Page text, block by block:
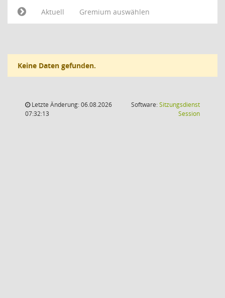
Aktuell
Gremium auswählen
Keine Daten gefunden.
Letzte Änderung: 06.08.2026
07:32:13
Software:Sitzungsdienst
Session(Wird in